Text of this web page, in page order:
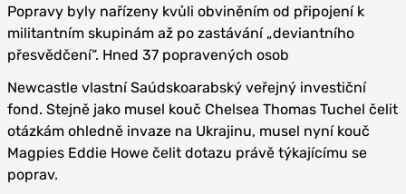
Popravy byly nařízeny kvůli obviněním od připojení k
militantním skupinám až po zastávání „deviantního
přesvědčení“. Hned 37 popravených osob
Newcastle vlastní Saúdskoarabský veřejný investiční
fond. Stejně jako musel kouč Chelsea Thomas Tuchel čelit
otázkám ohledně invaze na Ukrajinu, musel nyní kouč
Magpies Eddie Howe čelit dotazu právě týkajícímu se
poprav.